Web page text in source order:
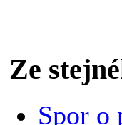
Ze
Spor o